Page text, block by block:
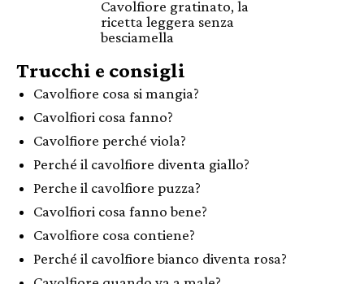
Cavolfiore gratinato, la
ricetta leggera senza
besciamella
Trucchi e consigli
Cavolfiore cosa si mangia?
Cavolfiori cosa fanno?
Cavolfiore perché viola?
Perché il cavolfiore diventa giallo?
Perche il cavolfiore puzza?
Cavolfiori cosa fanno bene?
Cavolfiore cosa contiene?
Perché il cavolfiore bianco diventa rosa?